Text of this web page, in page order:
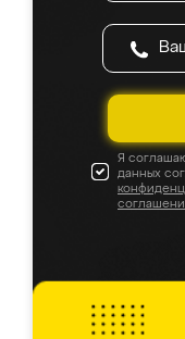
Я
данных